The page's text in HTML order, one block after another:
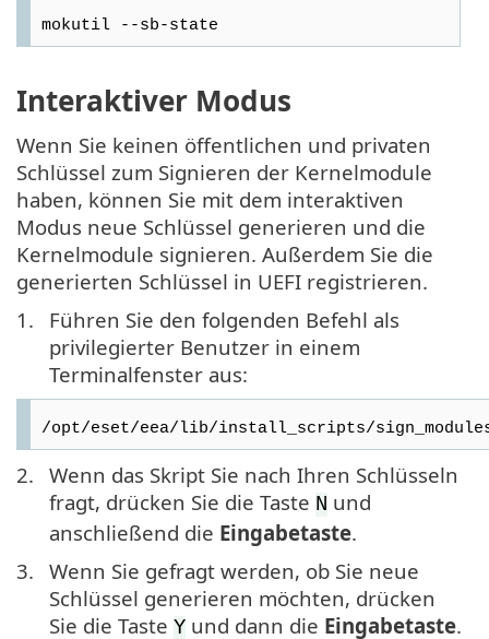
mokutil --sb-state
Interaktiver Modus
Wenn Sie keinen öffentlichen und privaten
Schlüssel zum Signieren der Kernelmodule
haben, können Sie mit dem interaktiven
Modus neue Schlüssel generieren und die
Kernelmodule signieren. Außerdem Sie die
generierten Schlüssel in UEFI registrieren.
1.
Führen Sie den folgenden Befehl als
privilegierter Benutzer in einem
Terminalfenster aus:
/opt/eset/eea/lib/install_scripts/
2. Wenn das Skript Sie nach Ihren Schlüsseln
fragt, drücken Sie die Taste N und
anschließend die Eingabetaste.
3. Wenn Sie gefragt werden, ob Sie neue
Schlüssel generieren möchten, drücken
Sie die Taste Y und dann die Eingabetaste.